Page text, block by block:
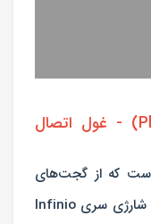
4. سمعک شارژی فوناک (Phonak) - غول اتصال
است که از گجت‌های
هوشمند زیاد استفاده می‌کنند. مدل‌های شارژی سری Infinio